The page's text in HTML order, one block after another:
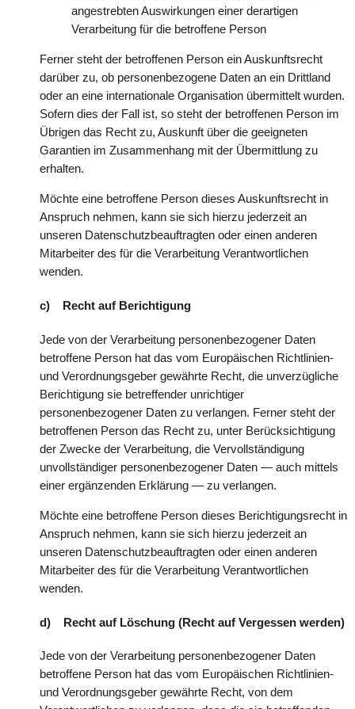
angestrebten Auswirkungen einer derartigen
Verarbeitung für die betroffene Person
Ferner steht der betroffenen Person ein Auskunftsrecht
darüber zu, ob personenbezogene Daten an ein Drittland
oder an eine internationale Organisation übermittelt wurden.
Sofern dies der Fall ist, so steht der betroffenen Person im
Übrigen das Recht zu, Auskunft über die geeigneten
Garantien im Zusammenhang mit der Übermittlung zu
erhalten.
Möchte eine betroffene Person dieses Auskunftsrecht in
Anspruch nehmen, kann sie sich hierzu jederzeit an
unseren Datenschutzbeauftragten oder einen anderen
Mitarbeiter des für die Verarbeitung Verantwortlichen
wenden.
c) Recht auf Berichtigung
Jede von der Verarbeitung personenbezogener Daten
betroffene Person hat das vom Europäischen Richtlinien-
und Verordnungsgeber gewährte Recht, die unverzügliche
Berichtigung sie betreffender unrichtiger
personenbezogener Daten zu verlangen. Ferner steht der
betroffenen Person das Recht zu, unter Berücksichtigung
der Zwecke der Verarbeitung, die Vervollständigung
unvollständiger personenbezogener Daten — auch mittels
einer ergänzenden Erklärung — zu verlangen.
Möchte eine betroffene Person dieses Berichtigungsrecht in
Anspruch nehmen, kann sie sich hierzu jederzeit an
unseren Datenschutzbeauftragten oder einen anderen
Mitarbeiter des für die Verarbeitung Verantwortlichen
wenden.
d) Recht auf Löschung (Recht auf Vergessen werden)
Jede von der Verarbeitung personenbezogener Daten
betroffene Person hat das vom Europäischen Richtlinien-
und Verordnungsgeber gewährte Recht, von dem